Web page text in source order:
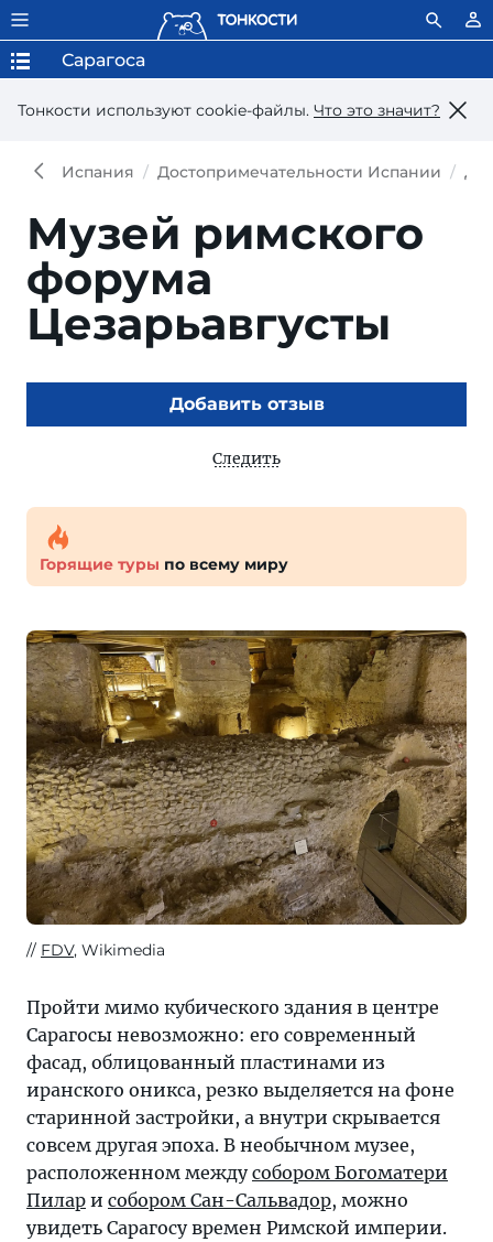
Тонкости используют сookie-файлы. Что это значит?
Сарагоса
Испания Достопримечательности Испании
Музей римского
форума
Цезарьавгусты
Добавить отзыв
Следить
Горящие туры по всему миру
FDV, Wikimedia
Пройти мимо кубического здания в центре
Сарагосы невозможно: его современный
фасад, облицованный пластинами из
иранского оникса, резко выделяется на фоне
старинной застройки, а внутри скрывается
совсем другая эпоха. В необычном музее,
расположенном междусобором Богоматери
Пилар и собором Сан-Сальвадор, можно
увидеть Сарагосу времен Римской империи.